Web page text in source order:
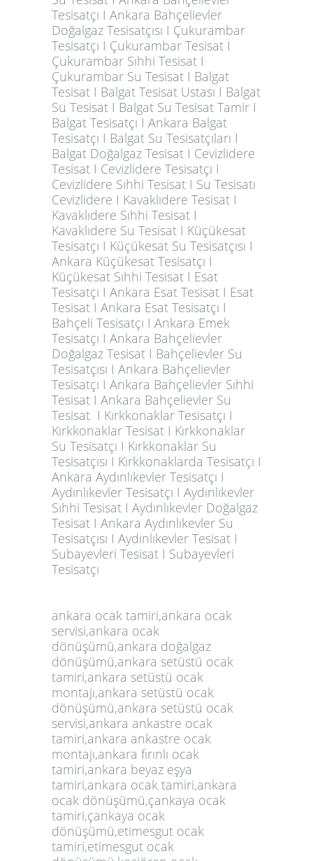
Tesisatçı I Ankara Bahçelievler
Doğalgaz Tesisatçısı I Çukurambar
Tesisatçı I Çukurambar Tesisat I
Çukurambar Sıhhi Tesisat I
Çukurambar Su Tesisat I Balgat
Tesisat I Balgat Tesisat Ustası I Balgat
Su Tesisat I Balgat Su Tesisat Tamir I
Balgat Tesisatçı I Ankara Balgat
Tesisatçı I Balgat Su Tesisatçıları I
Balgat Doğalgaz Tesisat I Cevizlidere
Tesisat I Cevizlidere Tesisatçı I
Cevizlidere Sıhhi Tesisat I Su Tesisatı
Cevizlidere I Kavaklıdere Tesisat I
Kavaklıdere Sıhhi Tesisat I
Kavaklıdere Su Tesisat I Küçükesat
Tesisatçı I Küçükesat Su Tesisatçısı I
Ankara Küçükesat Tesisatçı I
Küçükesat Sıhhi Tesisat I Esat
Tesisatçı I Ankara Esat Tesisat I Esat
Tesisat I Ankara Esat Tesisatçı I
Bahçeli Tesisatçı I Ankara Emek
Tesisatçı I Ankara Bahçelievler
Doğalgaz Tesisat I Bahçelievler Su
Tesisatçısı I Ankara Bahçelievler
Tesisatçı I Ankara Bahçelievler Sıhhi
Tesisat I Ankara Bahçelievler Su
Tesisat I Kırkkonaklar Tesisatçı I
Kırkkonaklar Tesisat I Kırkkonaklar
Su Tesisatçı I Kırkkonaklar Su
Tesisatçısı I Kırkkonaklarda Tesisatçı I
Ankara Aydınlıkevler Tesisatçı I
Aydınlıkevler Tesisatçı I Aydınlıkevler
Sıhhi Tesisat I Aydınlıkevler Doğalgaz
Tesisat I Ankara Aydınlıkevler Su
Tesisatçısı I Aydınlıkevler Tesisat I
Subayevleri Tesisat I Subayevleri
Tesisatçı
ankara ocak tamiri,ankara ocak
servisi,ankara ocak
dönüşümü,ankara doğalgaz
dönüşümü,ankara setüstü ocak
tamiri,ankara setüstü ocak
montajı,ankara setüstü ocak
dönüşümü,ankara setüstü ocak
servisi,ankara ankastre ocak
tamiri,ankara ankastre ocak
montajı,ankara fırınlı ocak
tamiri,ankara beyaz eşya
tamiri,ankara ocak tamiri,ankara
ocak dönüşümü,çankaya ocak
tamiri,çankaya ocak
dönüşümü,etimesgut ocak
tamiri,etimesgut ocak